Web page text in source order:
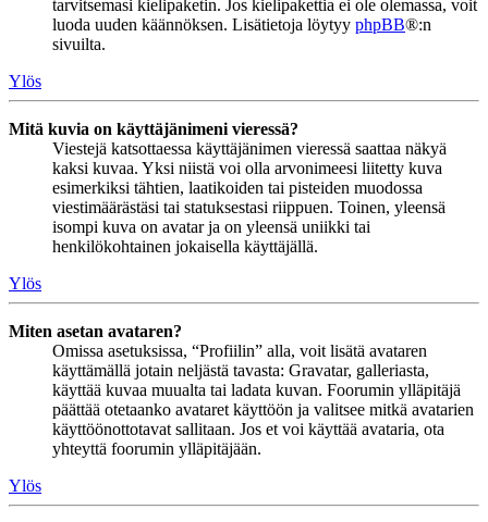
tarvitsemasi kielipaketin. Jos kielipakettia ei ole olemassa, voit
luoda uuden käännöksen. Lisätietoja löytyy phpBB®:n
sivuilta.
Ylös
Mitä kuvia on käyttäjänimeni vieressä?
Viestejä katsottaessa käyttäjänimen vieressä saattaa näkyä
kaksi kuvaa. Yksi niistä voi olla arvonimeesi liitetty kuva
esimerkiksi tähtien, laatikoiden tai pisteiden muodossa
viestimäärästäsi tai statuksestasi riippuen. Toinen, yleensä
isompi kuva on avatar ja on yleensä uniikki tai
henkilökohtainen jokaisella käyttäjällä.
Ylös
Miten asetan avataren?
Omissa asetuksissa, “Profiilin” alla, voit lisätä avataren
käyttämällä jotain neljästä tavasta: Gravatar, galleriasta,
käyttää kuvaa muualta tai ladata kuvan. Foorumin ylläpitäjä
päättää otetaanko avataret käyttöön ja valitsee mitkä avatarien
käyttöönottotavat sallitaan. Jos et voi käyttää avataria, ota
yhteyttä foorumin ylläpitäjään.
Ylös